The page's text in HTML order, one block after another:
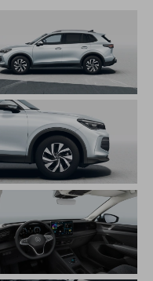
vozidla pri
kolízie s
pruhu
vozidlami, informácie o
optimalizované
sedadlách,
sedačiek na sedadle
s dodatočným